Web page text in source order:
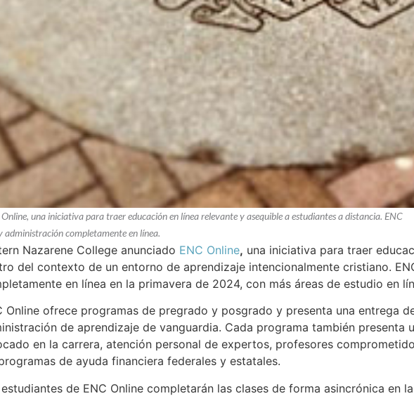
una iniciativa para traer educación en línea relevante y asequible a estudiantes a distancia. ENC
administración completamente en línea.
Nazarene College anunciado ENC Online, una iniciativa para traer
del contexto de un entorno de aprendizaje intencionalmente cristiano.
en línea en la primavera de 2024, con más áreas de estudio en
Online ofrece programas de pregrado y posgrado y presenta una entrega
de aprendizaje de vanguardia. Cada programa también
en la carrera, atención personal de expertos, profesores
de ayuda financiera federales y estatales.
de ENC Online completarán las clases de forma asincrónica en